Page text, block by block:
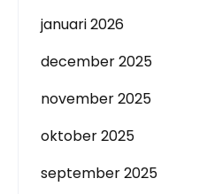
januari 2026
december 2025
november 2025
oktober 2025
september 2025